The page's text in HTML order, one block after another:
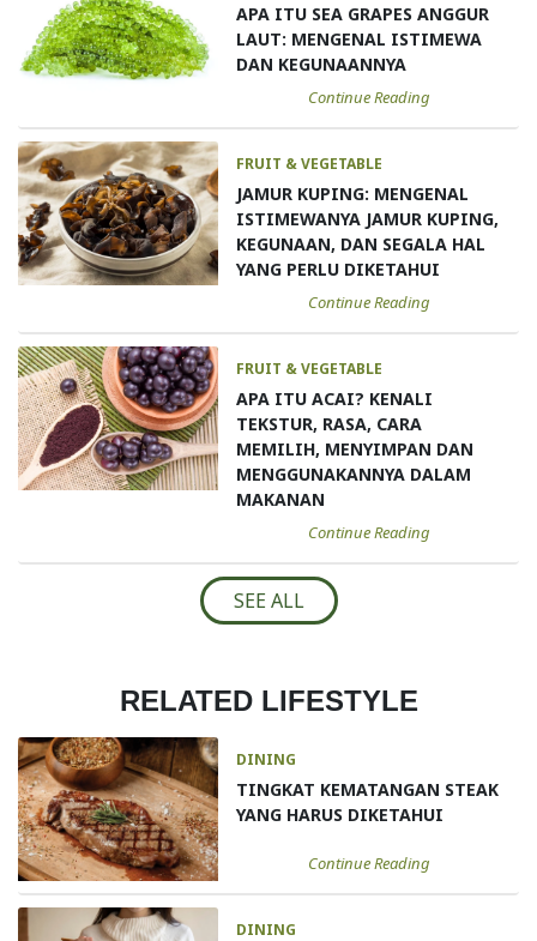
APA ITU SEA GRAPES ANGGUR
LAUT: MENGENAL ISTIMEWA
DAN KEGUNAANNYA
Continue Reading
FRUIT & VEGETABLE
JAMUR KUPING: MENGENAL
ISTIMEWANYA JAMUR KUPING,
KEGUNAAN, DAN SEGALA HAL
YANG PERLU DIKETAHUI
Continue Reading
FRUIT & VEGETABLE
APA ITU ACAI? KENALI
TEKSTUR, RASA, CARA
MEMILIH, MENYIMPAN DAN
MENGGUNAKANNYA DALAM
MAKANAN
Continue Reading
SEE ALL
RELATED LIFESTYLE
DINING
TINGKAT KEMATANGAN STEAK
YANG HARUS DIKETAHUI
Continue Reading
DINING